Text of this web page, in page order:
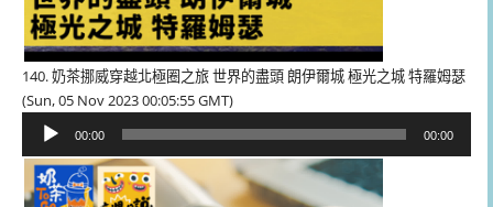
140. 奶茶挪威穿越北極圈之旅 世界的盡頭 朗伊爾城 極光之城 特羅姆瑟
(Sun, 05 Nov 2023 00:05:55 GMT)
播
放
00:00 00:00